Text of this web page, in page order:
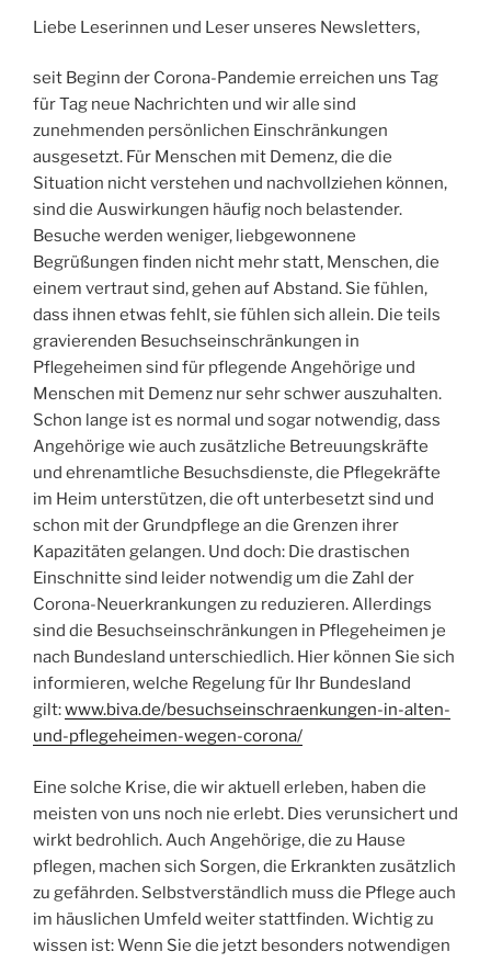
Liebe Leserinnen und Leser unseres Newsletters,
seit Beginn der Corona-Pandemie erreichen uns Tag
für Tag neue Nachrichten und wir alle sind
zunehmenden persönlichen Einschränkungen
ausgesetzt. Für Menschen mit Demenz, die die
Situation nicht verstehen und nachvollziehen können,
sind die Auswirkungen häufig noch belastender.
Besuche werden weniger, liebgewonnene
Begrüßungen finden nicht mehr statt, Menschen, die
einem vertraut sind, gehen auf Abstand. Sie fühlen,
dass ihnen etwas fehlt, sie fühlen sich allein. Die teils
gravierenden Besuchseinschränkungen in
Pflegeheimen sind für pflegende Angehörige und
Menschen mit Demenz nur sehr schwer auszuhalten.
Schon lange ist es normal und sogar notwendig, dass
Angehörige wie auch zusätzliche Betreuungskräfte
und ehrenamtliche Besuchsdienste, die Pflegekräfte
im Heim unterstützen, die oft unterbesetzt sind und
schon mit der Grundpflege an die Grenzen ihrer
Kapazitäten gelangen. Und doch: Die drastischen
Einschnitte sind leider notwendig um die Zahl der
Corona-Neuerkrankungen zu reduzieren. Allerdings
sind die Besuchseinschränkungen in Pflegeheimen je
nach Bundesland unterschiedlich. Hier können Sie sich
informieren, welche Regelung für Ihr Bundesland
gilt:www.biva.de/besuchseinschraenkungen-in-alten-
und-pflegeheimen-wegen-corona/
Eine solche Krise, die wir aktuell erleben, haben die
meisten von uns noch nie erlebt. Dies verunsichert und
wirkt bedrohlich. Auch Angehörige, die zu Hause
pflegen, machen sich Sorgen, die Erkrankten zusätzlich
zu gefährden. Selbstverständlich muss die Pflege auch
im häuslichen Umfeld weiter stattfinden. Wichtig zu
wissen ist: Wenn Sie die jetzt besonders notwendigen